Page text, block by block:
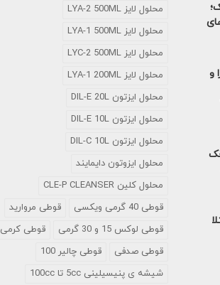
و
محلول لایز LYA-2 500ML
محلول لایز LYA-1 500ML
محلول لایز LYC-2 500ML
محلول لایز LYA-1 200ML
محلول ایزتون DIL-E 20L
محلول ایزتون DIL-E 10L
محلول ایزتون DIL-C 10L
محلول ایزوتون دایمایند
محلول کلین CLE-P CLEANSER
قوطی 40 گرمی ویکسی
قوطی مروارید
قوطی لوکس 15 و 30 گرمی
قوطی کرمی
قوطی صدفی
قوطی چالیر 100
شیشه ی پنیسیلینی 5cc تا 100cc